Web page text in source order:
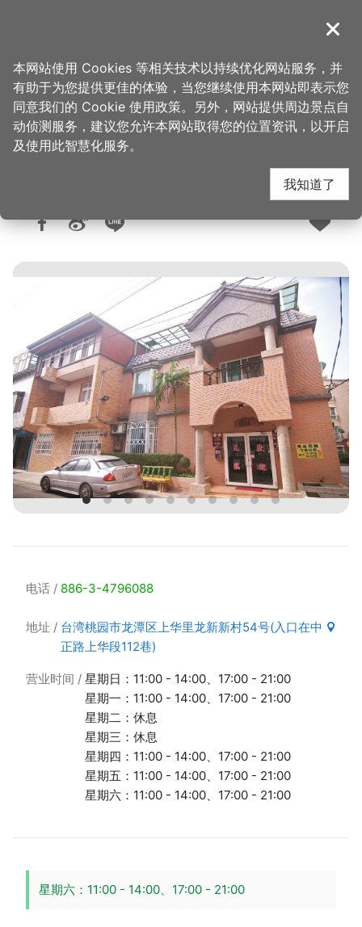
導覽
首页 > 想去的地方 > 美食、购物 > 美食快搜
提缘客家小馆
人气：1.3万
电话 886-3-4796088
地址
台湾桃园市龙潭区上华里龙新新村54号(入口在中
正路上华段112巷)
营业时间
星期日：11:00 - 14:00、17:00 - 21:00
星期一：11:00 - 14:00、17:00 - 21:00
星期二：休息
星期三：休息
星期四：11:00 - 14:00、17:00 - 21:00
星期五：11:00 - 14:00、17:00 - 21:00
星期六：11:00 - 14:00、17:00 - 21:00
星期六：11:00 - 14:00、17:00 - 21:00
关闭
本网站使用 Cookies 等相关技术以持续优化网站服务，并
有助于为您提供更佳的体验，当您继续使用本网站即表示您
同意我们的 Cookie 使用政策。另外，网站提供周边景点自
动侦测服务，建议您允许本网站取得您的位置资讯，以开启
及使用此智慧化服务。
我知道了